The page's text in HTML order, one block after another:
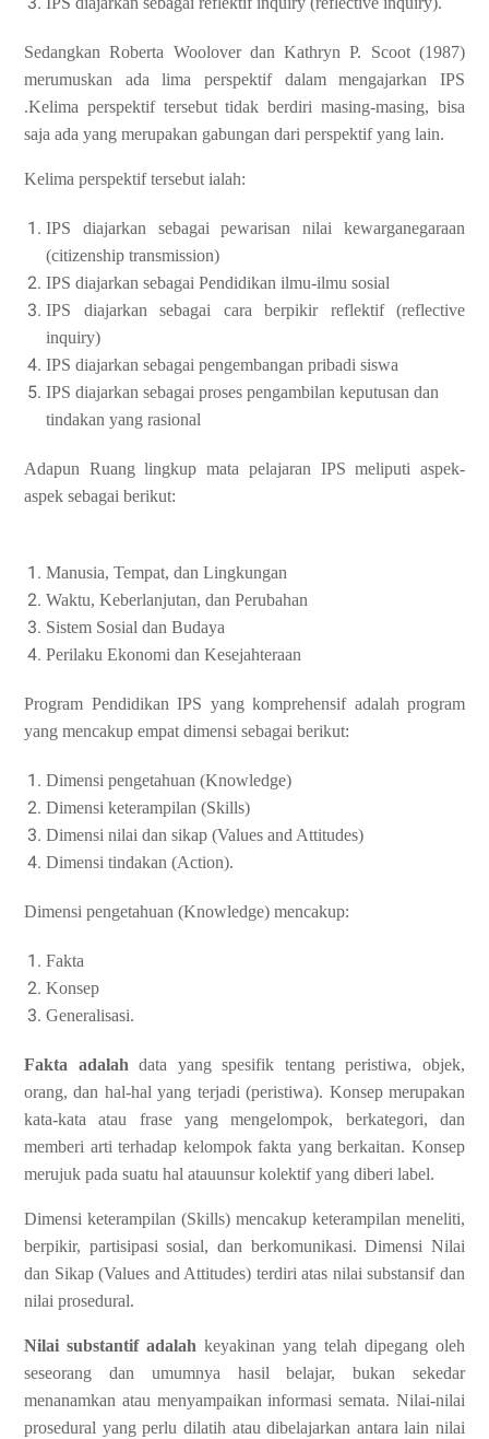
Sedangkan Roberta Woolover dan Kathryn P. Scoot (1987)
merumuskan ada lima perspektif dalam mengajarkan IPS
.Kelima perspektif tersebut tidak berdiri masing-masing, bisa
saja ada yang merupakan gabungan dari perspektif yang lain.
Kelima perspektif tersebut ialah:
IPS diajarkan sebagai pewarisan nilai kewarganegaraan
(citizenship transmission)
IPS diajarkan sebagai Pendidikan ilmu-ilmu sosial
IPS diajarkan sebagai cara berpikir reflektif (reflective
inquiry)
IPS diajarkan sebagai pengembangan pribadi siswa
IPS diajarkan sebagai proses pengambilan keputusan dan
tindakan yang rasional
Adapun Ruang lingkup mata pelajaran IPS meliputi aspek-
aspek sebagai berikut:
Manusia, Tempat, dan Lingkungan
Waktu, Keberlanjutan, dan Perubahan
Sistem Sosial dan Budaya
Perilaku Ekonomi dan Kesejahteraan
Program Pendidikan IPS yang komprehensif adalah program
yang mencakup empat dimensi sebagai berikut:
Dimensi pengetahuan (Knowledge)
Dimensi keterampilan (Skills)
Dimensi nilai dan sikap (Values and Attitudes)
Dimensi tindakan (Action).
Dimensi pengetahuan (Knowledge) mencakup:
Fakta
Konsep
Generalisasi.
Fakta adalah data yang spesifik tentang peristiwa, objek,
orang, dan hal-hal yang terjadi (peristiwa). Konsep merupakan
kata-kata atau frase yang mengelompok, berkategori, dan
memberi arti terhadap kelompok fakta yang berkaitan. Konsep
merujuk pada suatu hal atauunsur kolektif yang diberi label.
Dimensi keterampilan (Skills) mencakup keterampilan meneliti,
berpikir, partisipasi sosial, dan berkomunikasi. Dimensi Nilai
dan Sikap (Values and Attitudes) terdiri atas nilai substansif dan
nilai prosedural.
Nilai substantif adalah keyakinan yang telah dipegang oleh
seseorang dan umumnya hasil belajar, bukan sekedar
menanamkan atau menyampaikan informasi semata. Nilai-nilai
prosedural yang perlu dilatih atau dibelajarkan antara lain nilai